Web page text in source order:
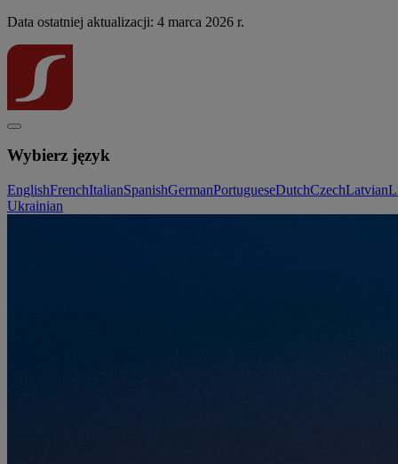
Data ostatniej aktualizacji: 4 marca 2026 r.
Wybierz język
EnglishFrenchItalianSpanishGermanPortugueseDutchCzechLatvian
Ukrainian